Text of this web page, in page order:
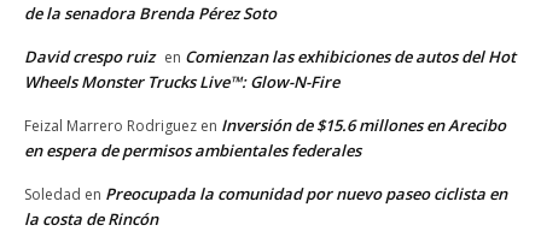
de la senadora Brenda Pérez Soto
David crespo ruiz en Comienzan las exhibiciones de autos del Hot
Wheels Monster Trucks Live™: Glow-N-Fire
Feizal Marrero Rodriguez en Inversión de $15.6 millones en Arecibo
en espera de permisos ambientales federales
Soledad en Preocupada la comunidad por nuevo paseo ciclista en
la costa de Rincón